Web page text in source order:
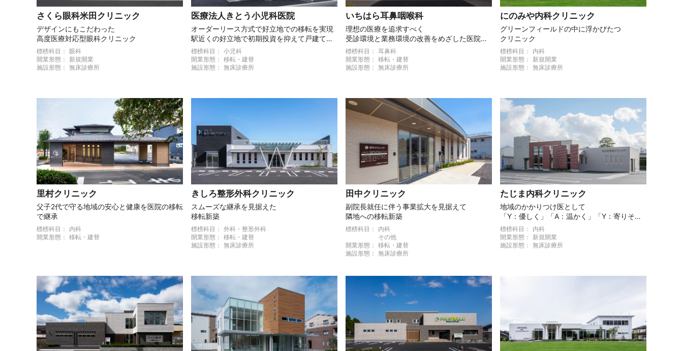
さくら眼科米田クリニック
デザインにもこだわった
高度医療対応型眼科クリニック
標榜科目： 眼科
開業形態：
新規開業
施設形態： 無床診療所
医療法人きとう小児科医院
オーダーリース方式で好立地での移転を実現
駅近くの好立地で初期投資を抑えて戸建て開
業を実現
標榜科目： 小児科
開業形態： 移転・建替
施設形態： 無床診療所
いちはら耳鼻咽喉科
理想の医療を追求すべく
受診環境と業務環境の改善をめざした医院づ
くり
標榜科目： 耳鼻科
開業形態： 移転・建替
施設形態： 無床診療所
にのみや内科クリニック
グリーンフィールドの中に浮かびたつ
クリニック
標榜科目：
内科
開業形態：
新規開業
施設形態： 無床診療所
里村クリニック
父子2代で守る地域の安心と健康を医院の移転
で継承
標榜科目：
内科
開業形態： 移転・建替
きしろ整形外科クリニック
スムーズな継承を見据えた
移転新築
標榜科目： 外科・整形外科
開業形態： 移転・建替
施設形態： 無床診療所
田中クリニック
副院長就任に伴う事業拡大を見据えて
隣地への移転新築
標榜科目：
内科
その他
開業形態： 移転・建替
施設形態： 無床診療所
たじま内科クリニック
地域のかかりつけ医として
「Y：優しく」「A：温かく」「Y：寄りそ
う」クリニック
標榜科目：
内科
開業形態：
新規開業
施設形態： 無床診療所